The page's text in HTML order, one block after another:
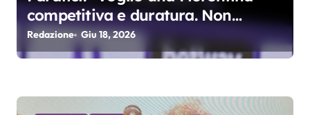
competitiva e duratura. Non
accetterei di arrivare ottavo per 4
anni di fila…”
Redazione Giu 18, 2026